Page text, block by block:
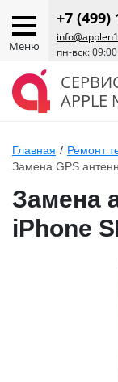
Меню
+7 (499)
пн-вск:
APPLE
Главная / Ремонт
Замена GPS
Замена
iPhone